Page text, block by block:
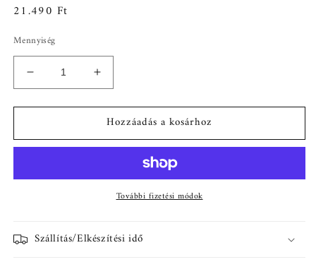
Normál
21.490 Ft
Mennyiség
Menyasszonyi
rose
gold
és
-
Menyasszonyi
rose
gold
hajdísz
és
-
Amilla
Hozzáadás a kosárhoz
További fizetési módok
Szállítás/Elkészítési idő